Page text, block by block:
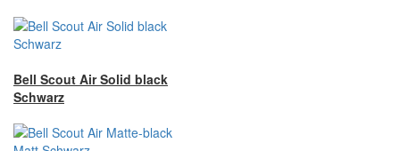
Bell Scout Air Solid black
Schwarz